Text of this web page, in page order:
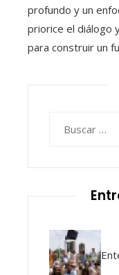
profundo y un
priorice el diálogo
para construir un